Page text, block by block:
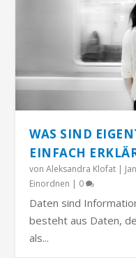
WAS SIND
EINFACH
vonAleksandra Klofat |
Einordnen | 0
Daten sind
besteht aus Daten,
als...